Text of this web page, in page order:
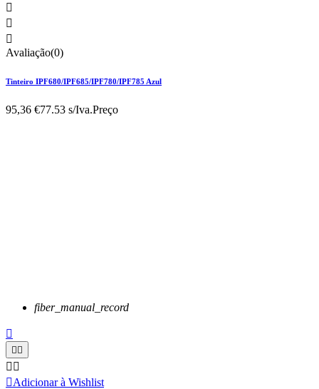



Avaliação(0)
Tinteiro IPF680/IPF685/IPF780/IPF785 Azul
95,36 €77.53 s/Iva.Preço
fiber_manual_record

 
 
Adicionar à Wishlist